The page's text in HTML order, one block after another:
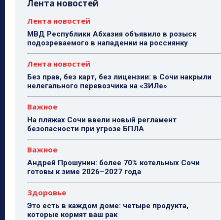
Лента новостей
Лента новостей
МВД Республики Абхазия объявило в розыск
подозреваемого в нападении на россиянку
Лента новостей
Без прав, без карт, без лицензии: в Сочи накрыли
нелегального перевозчика на «ЗИЛе»
Важное
На пляжах Сочи ввели новый регламент
безопасности при угрозе БПЛА
Важное
Андрей Прошунин: более 70% котельных Сочи
готовы к зиме 2026–2027 года
Здоровье
Это есть в каждом доме: четыре продукта,
которые кормят ваш рак